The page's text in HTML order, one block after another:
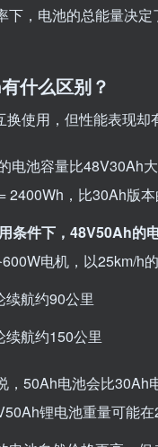
下，电池的总能量决
什么区别？
使用，但性能表现却
电池容量比48V30Ah
2400Wh，比30Ah版本
条件下，48V50Ah的
电机，以25km/h
航约90公里
航约150公里
，50Ah电池会比
锂电池重量可能在